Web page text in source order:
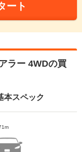
ート
ラー 4WDの買
本スペック